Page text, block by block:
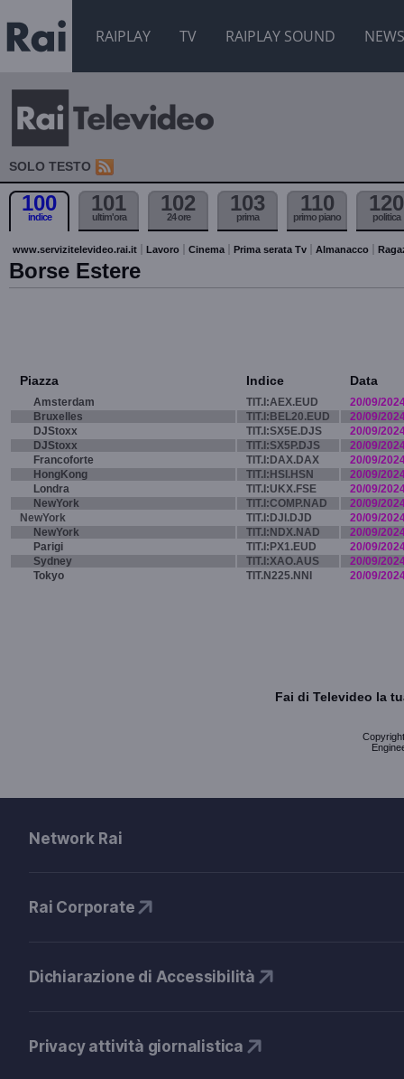
RAIPLAY TV RAIPLAY SOUND NEWS
SOLO TESTO
100
indice
101
ultim'ora
102
24 ore
103
prima
110
primo piano
120
politica
www.servizitelevideo.rai.it Lavoro Cinema Prima serata Tv Almanacco
Borse Estere
Piazza Indice Data
Amsterdam TIT.I:AEX.EUD
20/09/
Bruxelles
TIT.I:BEL20.EUD
20/09/
DJStoxx
TIT.I:SX5E.DJS
20/09/
DJStoxx
TIT.I:SX5P.DJS
20/09/
Francoforte
TIT.I:DAX.DAX
20/09/
HongKong
TIT.I:HSI.HSN
20/09/
Londra
TIT.I:UKX.FSE
20/09/
NewYork
TIT.I:COMP.NAD
20/09/
NewYork
TIT.I:DJI.DJD
20/09/
NewYork
TIT.I:NDX.NAD
20/09/
Parigi
TIT.I:PX1.EUD
20/09/
Sydney
TIT.I:XAO.AUS
20/09/
Tokyo
TIT.N225.NNI 20/09/
Fai di Televideo la